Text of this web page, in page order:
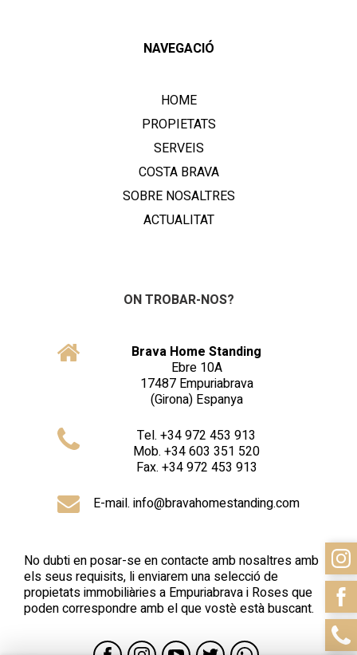
No dubti en posar-se en contacte amb nosaltres amb
els seus requisits, li enviarem una selecció de
propietats immobiliàries a Empuriabrava i Roses que
poden correspondre amb el que vostè està buscant.
NAVEGACIÓ
HOME
PROPIETATS
SERVEIS
COSTA BRAVA
SOBRE NOSALTRES
ACTUALITAT
ON TROBAR-NOS?
Brava Home Standing
Ebre 10A
17487 Empuriabrava
(Girona) Espanya
Tel. +34 972 453 913
Mob. +34 603 351 520
Fax. +34 972 453 913
E-mail. info@bravahomestanding.com